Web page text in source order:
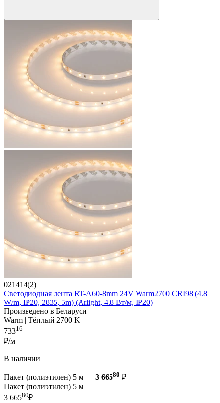
021414(2)
Светодиодная лента RT-A60-8mm 24V Warm2700 CRI98 (4.8
W/m, IP20, 2835, 5m) (Arlight, 4.8 Вт/м, IP20)
Произведено в Беларуси
Warm | Тёплый 2700 K
73316
₽/м
В наличии
Пакет (полиэтилен) 5 м — 3 66580 ₽
Пакет (полиэтилен) 5 м
3 66580₽